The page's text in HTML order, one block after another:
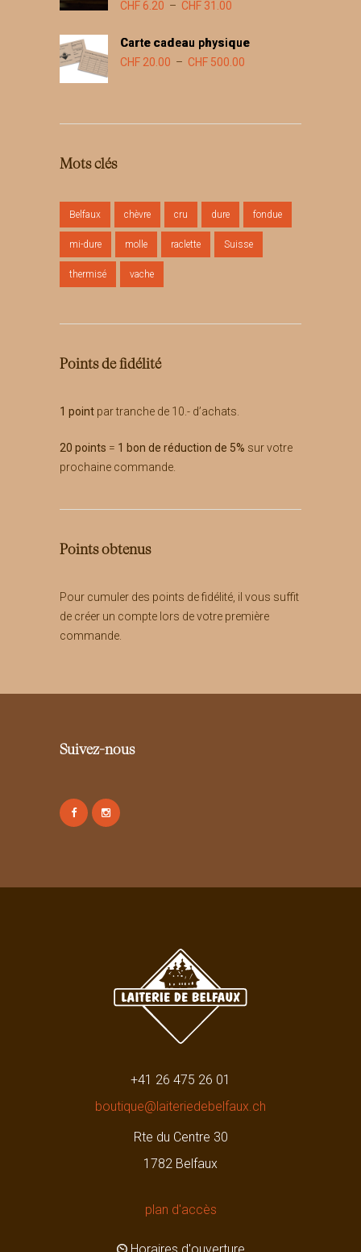
CHF 6.20 – CHF 31.00
prix :
CHF 6.20
Carte cadeau physique
CHF 20.00 – CHF 500.00
Mots clés
Belfaux chèvre cru dure fondue
mi-dure molle raclette Suisse
thermisé vache
Points de fidélité
1 point par tranche de 10.- d’achats.
20 points = 1 bon de réduction de 5% sur votre
prochaine commande.
Points obtenus
Pour cumuler des points de fidélité, il vous suffit
de créer un compte lors de votre première
commande.
Suivez-nous
+41 26 475 26 01
boutique@laiteriedebelfaux.ch
Rte du Centre 30
1782 Belfaux
plan d'accès